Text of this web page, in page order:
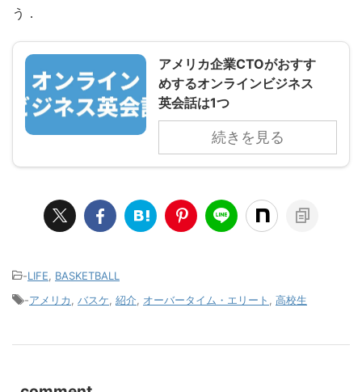
う．
アメリカ企業CTOがおすす
めするオンラインビジネス
英会話は1つ
続きを見る
-LIFE, BASKETBALL
-アメリカ, バスケ, 紹介, オーバータイム・エリート , 高校生